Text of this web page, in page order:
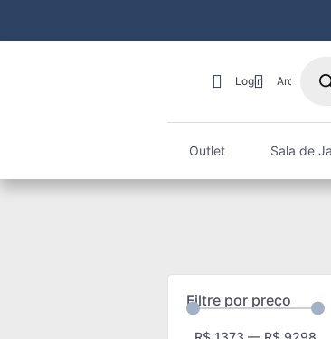
Login Arquiteto
Outlet Sala de
Filtre por preço